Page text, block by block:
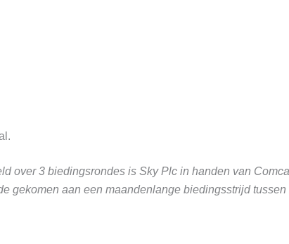
over 3 biedingsrondes is Sky Plc in handen van
gekomen aan een maandenlange biedingsstrijd tussen